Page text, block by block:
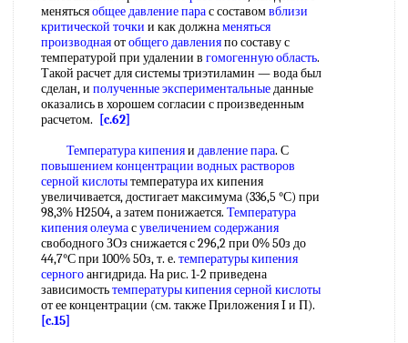
менятьсяобщее давление парас составомвблизи
критической точки и как должнаменяться
производнаяотобщего давленияпо составу с
температурой при удалении в гомогенную область.
Такой расчет для системы триэтиламин — вода был
сделан, и полученные экспериментальныеданные
оказались в хорошем согласии с произведенным
расчетом.
[c.62]
Температура кипенияи давление пара. С
повышением концентрации водных растворов
серной кислотытемпература их кипения
увеличивается, достигает максимума (336,5 °С) при
98,3% Н2504, а затем понижается. Температура
кипения олеумасувеличением содержания
свободного ЗОз снижается с 296,2 при 0% 50з до
44,7°С при 100% 50з, т. е. температуры кипения
серногоангидрида. На рис. 1-2 приведена
зависимостьтемпературы кипения серной кислоты
от ее концентрации (см. также Приложения I и П).
[c.15]